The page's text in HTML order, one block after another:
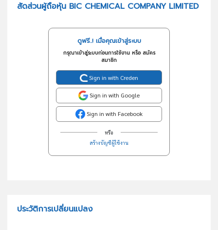
สัดส่วนผู้ถือหุ้น BIC CHEMICAL COMPANY LIMITED
ดูฟรี..! เมื่อคุณเข้าสู่ระบบ
กรุณาเข้าสู่ระบบก่อนการใช้งาน หรือ สมัคร
สมาชิก
Sign in with Creden
Sign in with Google
Sign in with Facebook
หรือ
สร้างบัญชีผู้ใช้งาน
ประวัติการเปลี่ยนแปลง